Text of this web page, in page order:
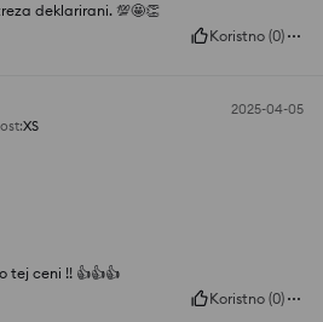
deklarirani. 💯🤩👏
Koristno (0)
2025-04-05
:XS
tej ceni !! 👍️👍️👍️
Koristno (0)